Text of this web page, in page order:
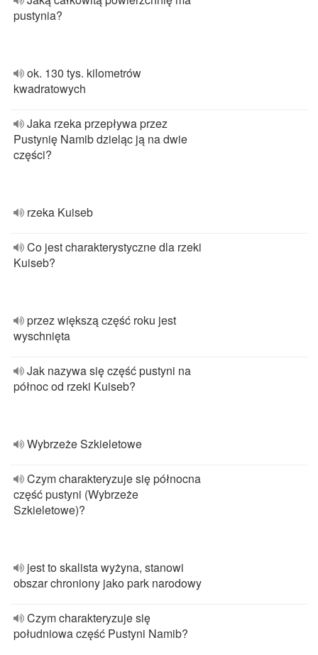
pustynia?
ok. 130 tys. kilometrów
kwadratowych
Jaka rzeka przepływa przez
Pustynię Namib dzieląc ją na dwie
części?
rzeka Kuiseb
Co jest charakterystyczne dla rzeki
Kuiseb?
przez większą część roku jest
wyschnięta
Jak nazywa się część pustyni na
północ od rzeki Kuiseb?
Wybrzeże Szkieletowe
Czym charakteryzuje się północna
część pustyni (Wybrzeże
Szkieletowe)?
jest to skalista wyżyna, stanowi
obszar chroniony jako park narodowy
Czym charakteryzuje się
południowa część Pustyni Namib?